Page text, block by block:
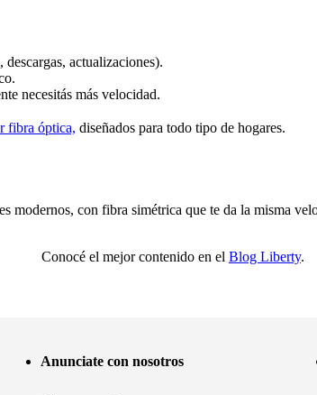
actualizaciones).
necesitás más velocidad.
fibra óptica, diseñados para todo tipo de hogares.
modernos, con fibra simétrica que te da la misma
Conocé el mejor contenido en el Blog Liberty.
Anunciate con nosotros